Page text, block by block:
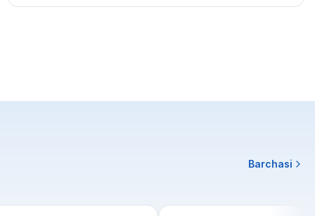
Barchasi